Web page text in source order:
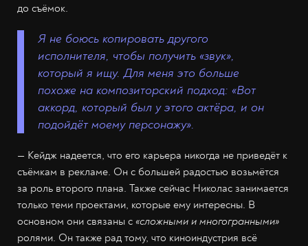
до съёмок.
Я не боюсь копировать другого
исполнителя, чтобы получить «звук»,
который я ищу. Для меня это больше
похоже на композиторский подход: «Вот
аккорд, который был у этого актёра, и он
подойдёт моему персонажу».
— Кейдж надеется, что его карьера никогда не приведёт к
съёмкам в рекламе. Он с большей радостью возьмётся
за роль второго плана. Также сейчас Николас занимается
только теми проектами, которые ему интересны. В
основном они связаны с «сложными и многогранными»
ролями. Он также рад тому, что киноиндустрия всё